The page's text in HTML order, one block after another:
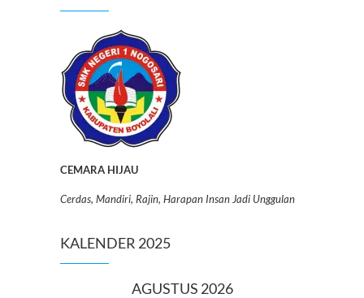
CEMARA HIJAU
Cerdas, Mandiri, Rajin, Harapan Insan Jadi Unggulan
KALENDER 2025
AGUSTUS 2026